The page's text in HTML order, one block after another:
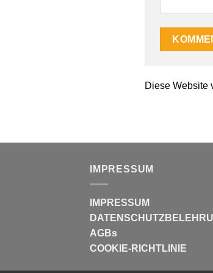
Diese Website
IMPRESSUM
IMPRESSUM
AGBs
COOKIE-RICHTLINIE